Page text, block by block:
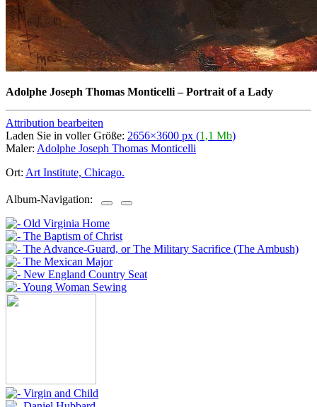
Adolphe Joseph Thomas Monticelli–Portrait of a Lady
Attribution bearbeiten
Laden Sie in voller Größe: 2656×3600 px (1,1 Mb)
Maler: Adolphe Joseph Thomas Monticelli
Ort: Art Institute, Chicago.
Album-Navigation: